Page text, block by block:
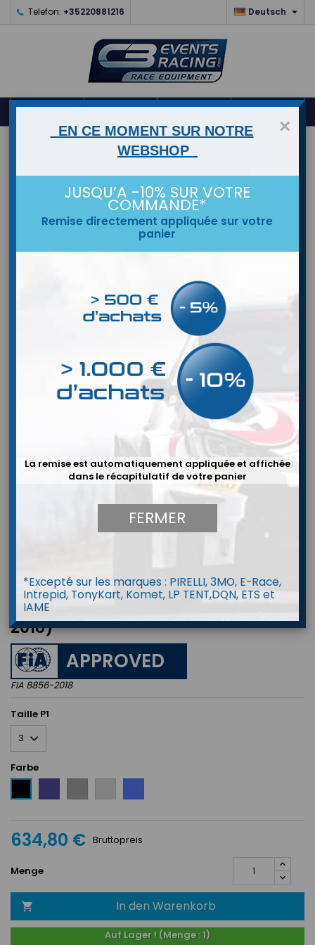
Telefon: +35220881216 Deutsch 
   shopping_cart0
Combinaison P1 Lite BEST (FIA 8856-
2018)
APPROVED
FIA 8856-2018
Taille P1
Farbe
Royal
634,80 € Bruttopreis
Menge
 In den Warenkorb
Auf Lager ! (Menge : 1)
×
EN CE MOMENT SUR NOTRE
WEBSHOP
JUSQU’A -10% SUR VOTRE
COMMANDE*
Remise directement appliquée sur votre
panier
La remise est automatiquement appliquée et affichée
dans le récapitulatif de votre panier
FERMER
*Excepté sur les marques : PIRELLI, 3MO, E-Race,
Intrepid, TonyKart, Komet, LP TENT,DQN, ETS et
IAME